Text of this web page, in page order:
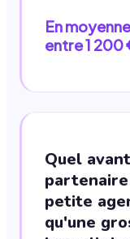
En
entre 1
Quel
petite
qu'une